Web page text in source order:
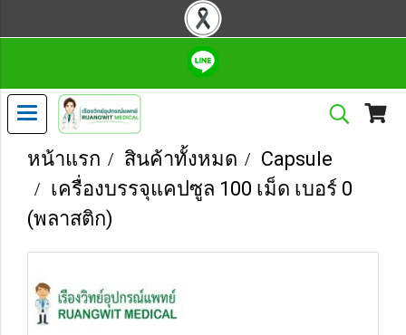
หน้าแรก สินค้าทั้งหมด
Capsule
เครื่องบรรจุแคปซูล 100 เม็ด เบอร์ 0
(พลาสติก)